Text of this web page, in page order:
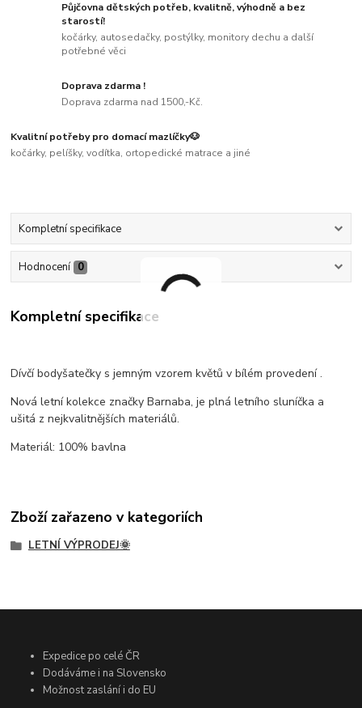
Půjčovna dětských potřeb, kvalitně, výhodně a bez
starostí!
kočárky, autosedačky, postýlky, monitory dechu a další
potřebné věci
Doprava zdarma !
Doprava zdarma nad 1500,-Kč.
Kvalitní potřeby pro domací mazlíčky🐶
kočárky, pelíšky, vodítka, ortopedické matrace a jiné
Kompletní specifikace
Hodnocení 0
Kompletní specifikace
Dívčí bodyšatečky s jemným vzorem květů v bílém provedení .
Nová letní kolekce značky Barnaba, je plná letního sluníčka a
ušitá z nejkvalitnějších materiálů.
Materiál: 100% bavlna
Zboží zařazeno v kategoriích
LETNÍ VÝPRODEJ🌞
Expedice po celé ČR
Dodáváme i na Slovensko
Možnost zaslání i do EU